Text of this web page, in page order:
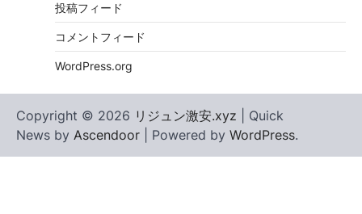
投稿フィード
コメントフィード
WordPress.org
Copyright © 2026 リジュン激安.xyz | Quick
News by Ascendoor | Powered by WordPress.